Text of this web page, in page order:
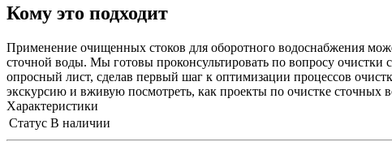
Кому это подходит
Применение очищенных стоков для оборотного водоснабжения
сточной воды. Мы готовы проконсультировать по вопросу
опросный лист, сделав первый шаг к оптимизации процессов
экскурсию и вживую посмотреть, как проекты по очистке
Характеристики
Статус В наличии